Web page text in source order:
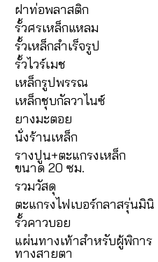
ฝาท่อพลาสติก
รั้วศรเหล็กแหลม
รั้วเหล็กสำเร็จรูป
รั้วไวร์เมช
เหล็กรูปพรรณ
เหล็กชุบกัลวาไนซ์
ยางมะตอย
นั่งร้านเหล็ก
รางปูน+ตะแกรงเหล็ก
ขนาด 20 ซม.
รวมวัสดุ
ตะแกรงไฟเบอร์กลาสรุ่นมินิ
รั้วคาวบอย
แผ่นทางเท้าสำหรับผู้พิการ
ทางสายตา